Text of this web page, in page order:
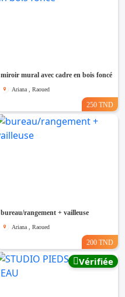
miroir mural avec cadre en bois foncé
Ariana , Raoued
250 TND
bureau/rangement + vailleuse
Ariana , Raoued
200 TND
Vérifiée